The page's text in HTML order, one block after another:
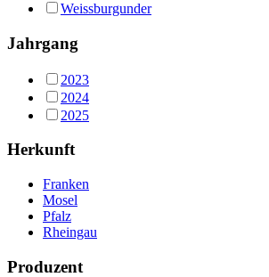
Weissburgunder
Jahrgang
2023
2024
2025
Herkunft
Franken
Mosel
Pfalz
Rheingau
Produzent